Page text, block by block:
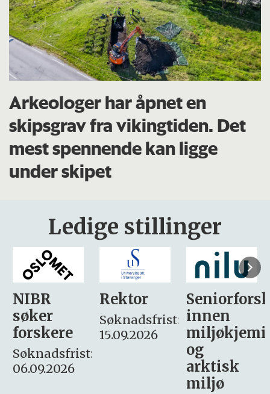
Arkeologer har åpnet en
skipsgrav fra vikingtiden. Det
mest spennende kan ligge
under skipet
Ledige stillinger
Rektor
Søknadsfrist:
15.09.2026
Seniorforsker
innen
miljøkjemi
søker
– fast
Søknadsfrist:
16. august.